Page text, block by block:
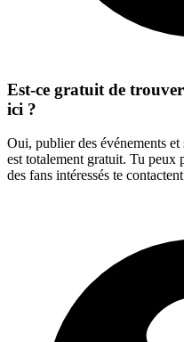
Est-ce gratuit de
ici ?
Oui, publier des événements
est totalement gratuit. Tu peux
des fans intéressés te